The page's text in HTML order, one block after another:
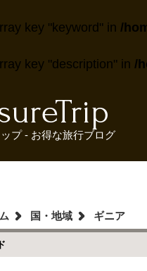
key "keyword" in /
key "description" in /
プ - お得な旅行ブログ
国・地域 ギニア